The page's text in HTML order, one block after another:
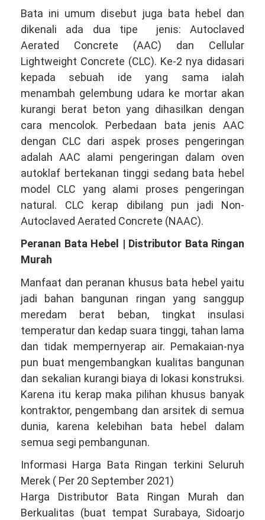
Bata ini umum disebut juga bata hebel dan
dikenali ada dua tipe jenis: Autoclaved
Aerated Concrete (AAC) dan Cellular
Lightweight Concrete (CLC). Ke-2 nya didasari
kepada sebuah ide yang sama ialah
menambah gelembung udara ke mortar akan
kurangi berat beton yang dihasilkan dengan
cara mencolok. Perbedaan bata jenis AAC
dengan CLC dari aspek proses pengeringan
adalah AAC alami pengeringan dalam oven
autoklaf bertekanan tinggi sedang bata hebel
model CLC yang alami proses pengeringan
natural. CLC kerap dibilang pun jadi Non-
Autoclaved Aerated Concrete (NAAC).
Peranan Bata Hebel | Distributor Bata Ringan
Murah
Manfaat dan peranan khusus bata hebel yaitu
jadi bahan bangunan ringan yang sanggup
meredam berat beban, tingkat insulasi
temperatur dan kedap suara tinggi, tahan lama
dan tidak mempernyerap air. Pemakaian-nya
pun buat mengembangkan kualitas bangunan
dan sekalian kurangi biaya di lokasi konstruksi.
Karena itu kerap maka pilihan khusus banyak
kontraktor, pengembang dan arsitek di semua
dunia, karena kelebihan bata hebel dalam
semua segi pembangunan.
Informasi Harga Bata Ringan terkini Seluruh
Merek ( Per 20 September 2021)
Harga Distributor Bata Ringan Murah dan
Berkualitas (buat tempat Surabaya, Sidoarjo